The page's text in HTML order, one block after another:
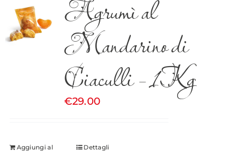
Agrumì al
Mandarino di
Ciaculli – 1Kg
€29.00
Aggiungi al
Dettagli